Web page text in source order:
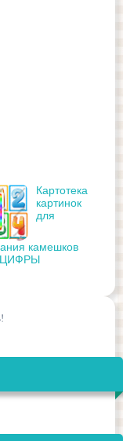
Картотека
картинок
для
камешков
ЦИФРЫ
!